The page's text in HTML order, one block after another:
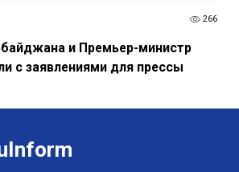
266
и Премьер-министр
с заявлениями для прессы